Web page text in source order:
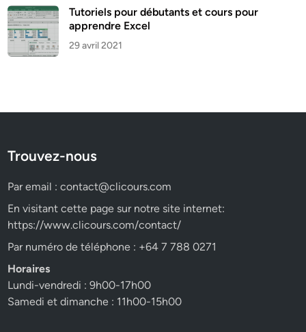
Tutoriels pour débutants et cours pour
apprendre Excel
29 avril 2021
Trouvez-nous
Par email :contact@clicours.com
En visitant cette page sur notre site internet:
https://www.clicours.com/contact/
Par numéro de téléphone : +64 7 788 0271
Horaires
Lundi-vendredi : 9h00-17h00
Samedi et dimanche : 11h00-15h00